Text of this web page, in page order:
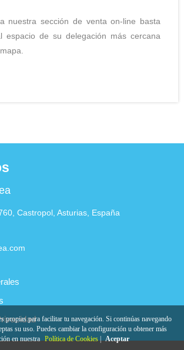
propias para facilitar tu navegación. Si continúas navegando
su uso. Puedes cambiar la configuración u obtener más
en nuestra Política de Cookies| Aceptar
nuestra sección de venta on-line basta
espacio de su delegación más cercana
Castropol, Asturias, España